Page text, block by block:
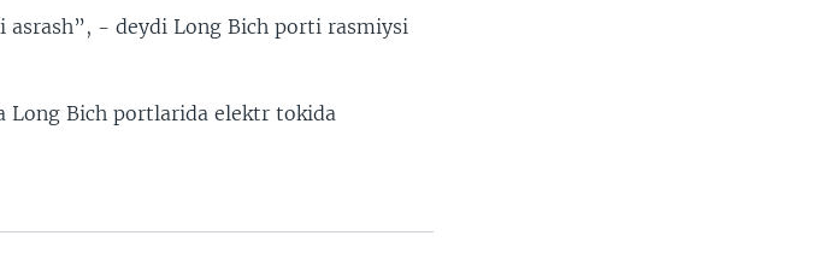
- deydi Long Bich porti rasmiysi
Long Bich portlarida elektr tokida